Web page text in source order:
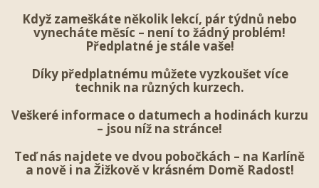
Když zameškáte několik lekcí, pár týdnů nebo
vynecháte měsíc – není to žádný problém!
Předplatné je stále vaše!
Díky předplatnému můžete vyzkoušet více
technik na různých kurzech.
Veškeré informace o datumech a hodinách kurzu
– jsou níž na stránce!
Teď nás najdete ve dvou pobočkách – na Karlíně
a nově i na Žižkově v krásném Domě Radost!